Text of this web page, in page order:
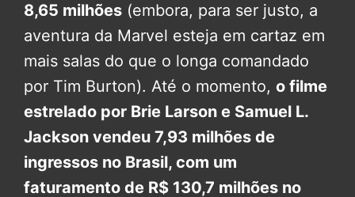
8,65 milhões (embora, para ser justo, a
aventura da Marvel esteja em cartaz em
mais salas do que o longa comandado
por Tim Burton). Até o momento, o filme
estrelado por Brie Larson e Samuel L.
Jackson vendeu 7,93 milhões de
ingressos no Brasil, com um
faturamento de R$ 130,7 milhões no